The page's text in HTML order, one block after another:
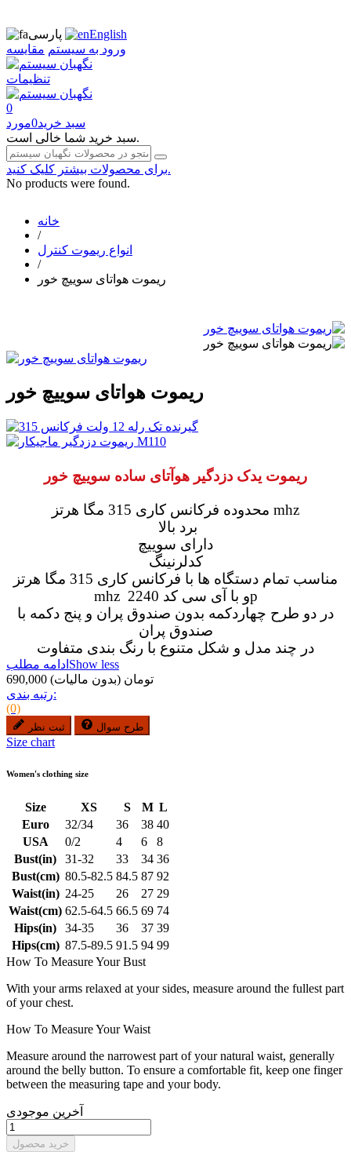
پارسی
English
ورود به سیستم مقایسه
تنظیمات
0
سبد خرید0مورد
سبد خرید شما خالی است.
برای محصولات بیشتر کلیک کنید.
No products were found.
خانه
/
انواع ریموت کنترل
/
ریموت هواتای سوییچ خور
ریموت هواتای سوییچ خور
ریموت یدک دزدگیر هوآتای ساده سوییچ خور
محدوده فرکانس کاری 315 مگا هرتز mhz
برد بالا
دارای سوییچ
کدلرنینگ
مناسب تمام دستگاه ها با فرکانس کاری 315 مگا هرتز
mhz و با آی سی کد 2240p
در دو طرح چهاردکمه بدون صندوق پران و پنج دکمه با
صندوق پران
در چند مدل و شکل متنوع با رنگ بندی متفاوت
ادامه مطلب Show less
690,000 تومان (بدون مالیات)
رتبه بندی:
(0)
ثبت نظر طرح سوال
Size chart
Women's clothing size
Size XS S M L
Euro
32/34 36 38 40
USA
0/2 4 6
8
Bust(in)
31-32 33 34 36
Bust(cm) 80.5-82.5 84.5 87 92
Waist(in) 24-25 26 27 29
Waist(cm) 62.5-64.5 66.5 69 74
Hips(in)
34-35 36 37 39
Hips(cm) 87.5-89.5 91.5 94 99
How To Measure Your Bust
With your arms relaxed at your sides, measure around the fullest part
of your chest.
How To Measure Your Waist
Measure around the narrowest part of your natural waist, generally
around the belly button. To ensure a comfortable fit, keep one finger
between the measuring tape and your body.
آخرین موجودی
خرید محصول